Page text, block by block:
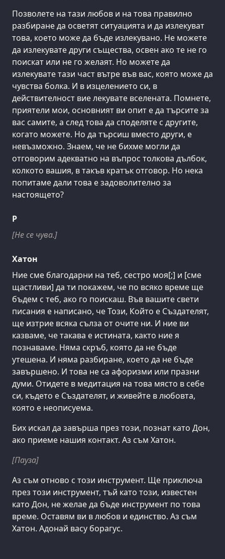
Позволете на тази любов и на това правилно
разбиране да осветят ситуацията и да излекуват
това, което може да бъде излекувано. Не можете
да излекувате други същества, освен ако те не го
поискат или не го желаят. Но можете да
излекувате тази част вътре във вас, която може да
чувства болка. И в изцелението си, в
действителност вие лекувате вселената. Помнете,
приятели мои, основният ви опит е да търсите за
вас самите, а след това да споделяте с другите,
когато можете. Но да търсиш вместо други, е
невъзможно. Знаем, че не бихме могли да
отговорим адекватно на въпрос толкова дълбок,
колкото вашия, в такъв кратък отговор. Но нека
попитаме дали това е задоволително за
настоящето?
Р
[Не се чува.]
Хатон
Ние сме благодарни на теб, сестро моя[;] и [сме
щастливи] да ти покажем, че по всяко време ще
бъдем с теб, ако го поискаш. Във вашите свети
писания е написано, че Този, Който е Създателят,
ще изтрие всяка сълза от очите ни. И ние ви
казваме, че такава е истината, както ние я
познаваме. Няма скръб, която да не бъде
утешена. И няма разбиране, което да не бъде
завършено. И това не са афоризми или празни
думи. Отидете в медитация на това място в себе
си, където е Създателят, и живейте в любовта,
която е неописуема.
Бих искал да завърша през този, познат като Дон,
ако приеме нашия контакт. Аз съм Хатон.
[Пауза]
Аз съм отново с този инструмент. Ще приключа
през този инструмент, тъй като този, известен
като Дон, не желае да бъде инструмент по това
време. Оставям ви в любов и единство. Аз съм
Хатон. Адонай васу борагус.